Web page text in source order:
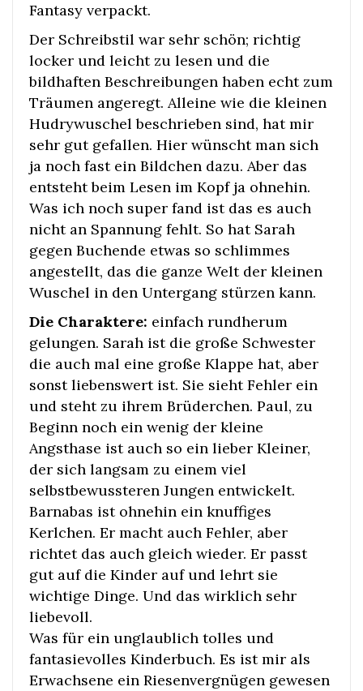
Fantasy verpackt.
Der Schreibstil war sehr schön; richtig
locker und leicht zu lesen und die
bildhaften Beschreibungen haben echt zum
Träumen angeregt. Alleine wie die kleinen
Hudrywuschel beschrieben sind, hat mir
sehr gut gefallen. Hier wünscht man sich
ja noch fast ein Bildchen dazu. Aber das
entsteht beim Lesen im Kopf ja ohnehin.
Was ich noch super fand ist das es auch
nicht an Spannung fehlt. So hat Sarah
gegen Buchende etwas so schlimmes
angestellt, das die ganze Welt der kleinen
Wuschel in den Untergang stürzen kann.
Die Charaktere: einfach rundherum
gelungen. Sarah ist die große Schwester
die auch mal eine große Klappe hat, aber
sonst liebenswert ist. Sie sieht Fehler ein
und steht zu ihrem Brüderchen. Paul, zu
Beginn noch ein wenig der kleine
Angsthase ist auch so ein lieber Kleiner,
der sich langsam zu einem viel
selbstbewussteren Jungen entwickelt.
Barnabas ist ohnehin ein knuffiges
Kerlchen. Er macht auch Fehler, aber
richtet das auch gleich wieder. Er passt
gut auf die Kinder auf und lehrt sie
wichtige Dinge. Und das wirklich sehr
liebevoll.
Was für ein unglaublich tolles und
fantasievolles Kinderbuch. Es ist mir als
Erwachsene ein Riesenvergnügen gewesen